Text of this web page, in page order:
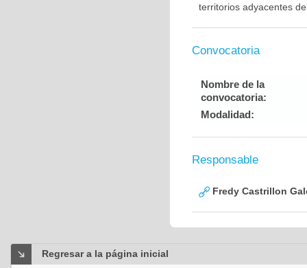
territorios adyacentes
Convocatoria
Nombre de la
convocatoria:
Modalidad:
Responsable
Fredy Castrillon
Regresar a la página inicial